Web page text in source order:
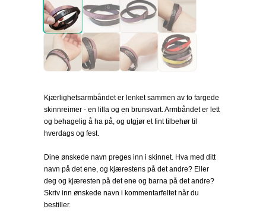
Kjærlighetsarmbåndet er lenket sammen av to fargede
skinnreimer - en lilla og en brunsvart. Armbåndet er lett
og behagelig å ha på, og utgjør et fint tilbehør til
hverdags og fest.
Dine ønskede navn preges inn i skinnet. Hva med ditt
navn på det ene, og kjærestens på det andre? Eller
deg og kjæresten på det ene og barna på det andre?
Skriv inn ønskede navn i kommentarfeltet når du
bestiller.